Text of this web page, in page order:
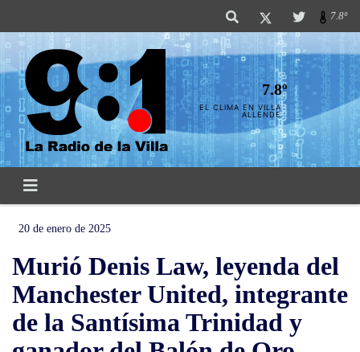
7.8º
7.8º
EL CLIMA EN VILLA
ALLENDE
20 de enero de 2025
Murió Denis Law, leyenda del
Manchester United, integrante
de la Santísima Trinidad y